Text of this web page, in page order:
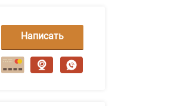
Написать
сообщение